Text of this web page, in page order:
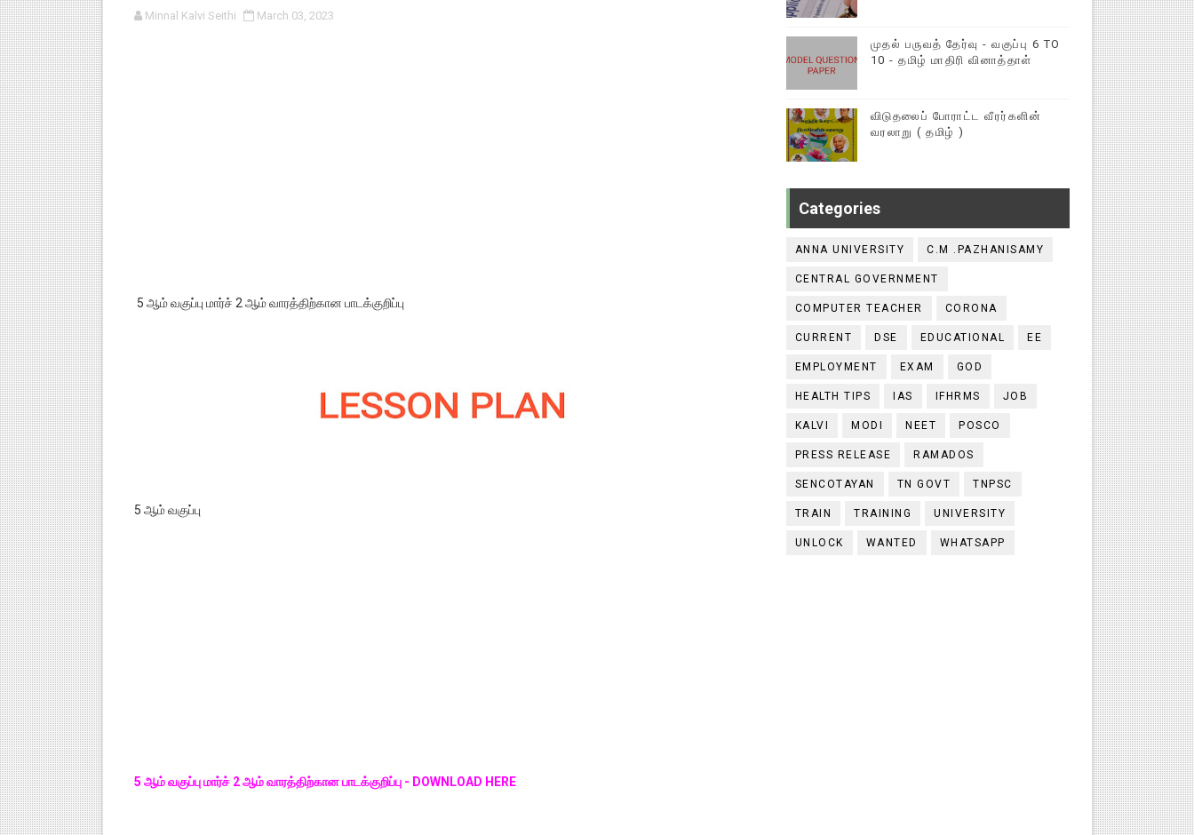
பள்ளி காலை வழிபாட்டுச் செயல்பாடுகள் - டிசம்பர் 17
Minnal Kalvi Seithi March 03, 2023
5 ஆம் வகுப்பு மார்ச் 2 ஆம் வாரத்திற்கான பாடக்குறிப்பு
5 ஆம் வகுப்பு
5 ஆம் வகுப்பு மார்ச் 2 ஆம் வாரத்திற்கான பாடக்குறிப்பு - DOWNLOAD HERE
முதல் பருவத் தேர்வு - வகுப்பு 6 TO
10 - தமிழ் மாதிரி வினாத்தாள்
விடுதலைப் போராட்ட வீரர்களின்
வரலாறு ( தமிழ் )
Categories
ANNA UNIVERSITY C.M .PAZHANISAMY
CENTRAL GOVERNMENT
COMPUTER TEACHER CORONA
CURRENT DSE EDUCATIONAL EE
EMPLOYMENT EXAM GOD
HEALTH TIPS IAS IFHRMS JOB
KALVI MODI NEET POSCO
PRESS RELEASE RAMADOS
SENCOTAYAN TN GOVT TNPSC
TRAIN TRAINING UNIVERSITY
UNLOCK WANTED WHATSAPP